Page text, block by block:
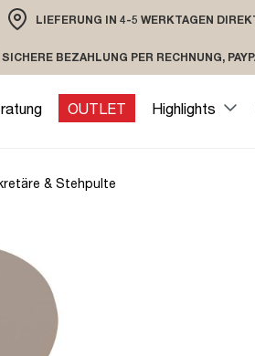
LIEFERUNG IN 4-5 WERKTAGEN
VERSAND PER DHL ODER
SICHERE BEZAHLUNG PER RECHNUNG,
VERSCHLÜSSELTE
OUTLET Highlights
& Stehpulte